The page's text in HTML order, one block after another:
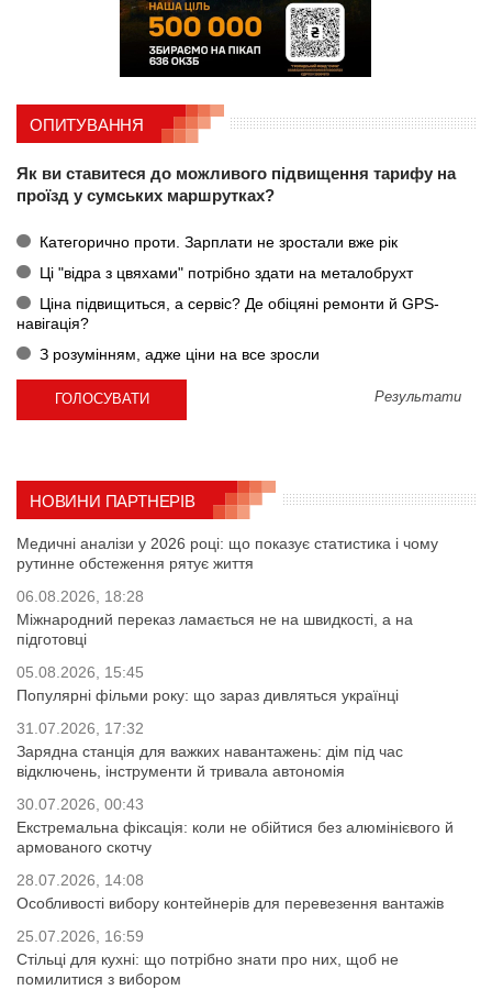
ОПИТУВАННЯ
Як ви ставитеся до можливого підвищення тарифу на
проїзд у сумських маршрутках?
Категорично проти. Зарплати не зростали вже рік
Ці "відра з цвяхами" потрібно здати на металобрухт
Ціна підвищиться, а сервіс? Де обіцяні ремонти й GPS-
навігація?
З розумінням, адже ціни на все зросли
Результати
НОВИНИ ПАРТНЕРІВ
Медичні аналізи у 2026 році: що показує статистика і чому
рутинне обстеження рятує життя
06.08.2026, 18:28
Міжнародний переказ ламається не на швидкості, а на
підготовці
05.08.2026, 15:45
Популярні фільми року: що зараз дивляться українці
31.07.2026, 17:32
Зарядна станція для важких навантажень: дім під час
відключень, інструменти й тривала автономія
30.07.2026, 00:43
Екстремальна фіксація: коли не обійтися без алюмінієвого й
армованого скотчу
28.07.2026, 14:08
Особливості вибору контейнерів для перевезення вантажів
25.07.2026, 16:59
Стільці для кухні: що потрібно знати про них, щоб не
помилитися з вибором